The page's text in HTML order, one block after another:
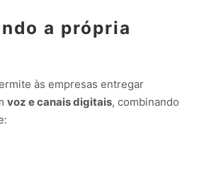
a própria
às empresas entregar
voz e canais digitais, combinando